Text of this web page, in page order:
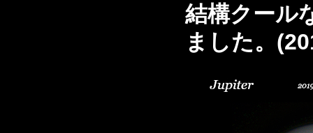
結構クール
ました。